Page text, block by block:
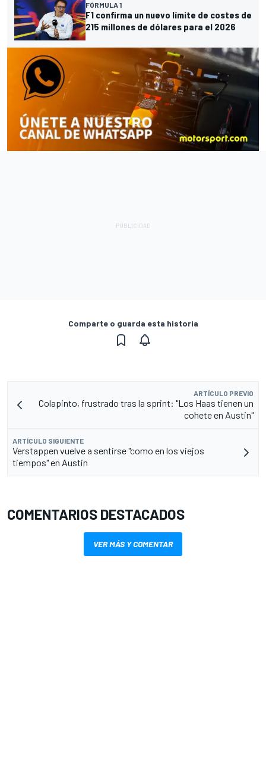
FÓRMULA 1
F1 confirma un nuevo límite de costes de
215 millones de dólares para el 2026
Comparte o guarda esta historia
ARTÍCULO PREVIO
Colapinto, frustrado tras la sprint: "Los Haas tienen un
cohete en Austin"
ARTÍCULO SIGUIENTE
Verstappen vuelve a sentirse "como en los viejos
tiempos" en Austin
COMENTARIOS DESTACADOS
VER MÁS Y COMENTAR